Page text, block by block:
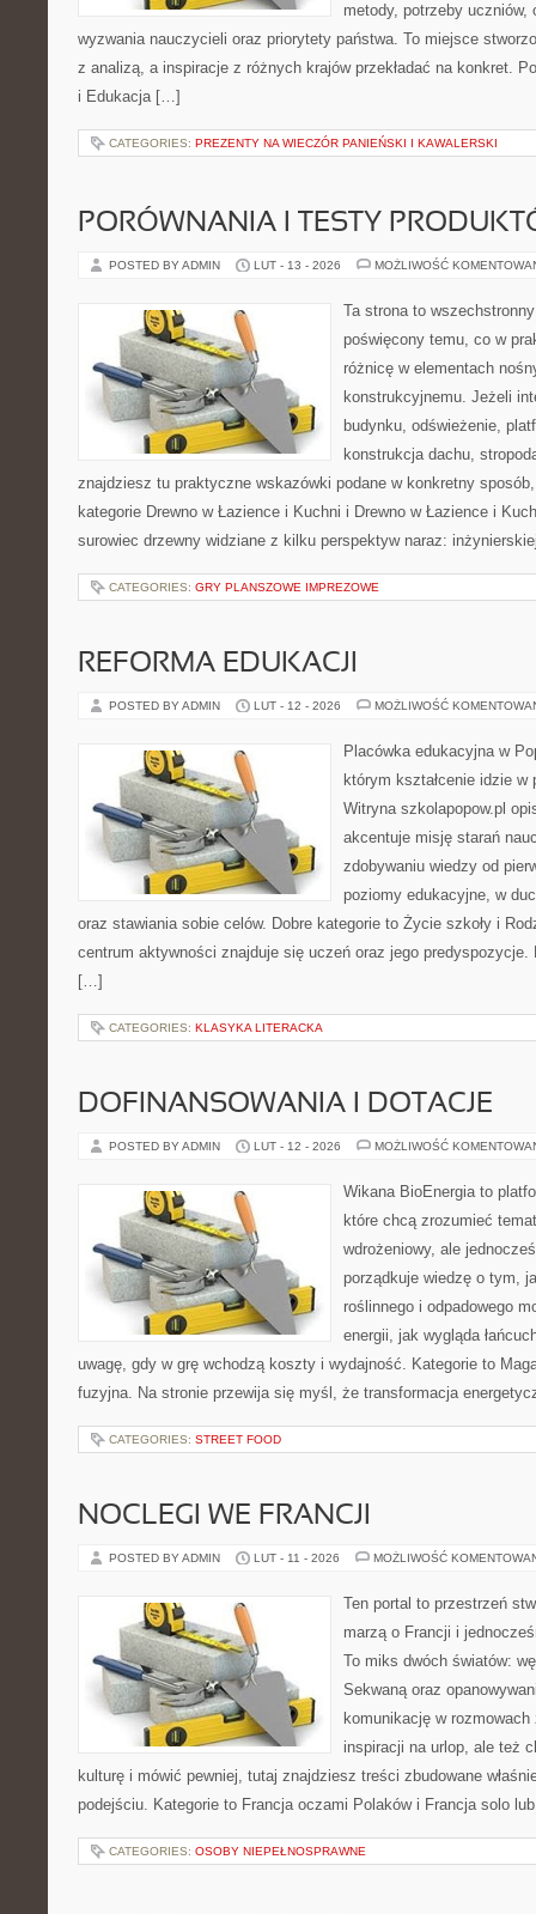
metody, potrzeby
wyzwania nauczycieli oraz priorytety państwa. To miejsce
z analizą, a inspiracje z różnych krajów przekładać na konkret.
i Edukacja […]
CATEGORIES: PREZENTY NA WIECZÓR PANIEŃSKI I KAWALERSKI
PORÓWNANIA I TESTY
POSTED BY ADMIN LUT - 13 - 2026 MOŻLIWOŚĆ
Ta strona to
poświęcony temu, co w
różnicę w elementach
konstrukcyjnemu. Jeżeli
budynku, odświeżenie,
konstrukcja dachu,
znajdziesz tu praktyczne wskazówki podane w konkretny
kategorie Drewno w Łazience i Kuchni i Drewno w Łazience i
surowiec drzewny widziane z kilku perspektyw naraz:
CATEGORIES: GRY PLANSZOWE IMPREZOWE
REFORMA EDUKACJI
POSTED BY ADMIN LUT - 12 - 2026 MOŻLIWOŚĆ
Placówka edukacyjna w
którym kształcenie idzie w
Witryna szkolapopow.pl
akcentuje misję starań
zdobywaniu wiedzy od
poziomy edukacyjne, w
oraz stawiania sobie celów. Dobre kategorie to Życie szkoły i
centrum aktywności znajduje się uczeń oraz jego predyspozycje.
[…]
CATEGORIES: KLASYKA LITERACKA
DOFINANSOWANIA I DOTACJE
POSTED BY ADMIN LUT - 12 - 2026 MOŻLIWOŚĆ
Wikana BioEnergia to
które chcą zrozumieć
wdrożeniowy, ale
porządkuje wiedzę o tym,
roślinnego i odpadowego
energii, jak wygląda
uwagę, gdy w grę wchodzą koszty i wydajność. Kategorie to
fuzyjna. Na stronie przewija się myśl, że transformacja
CATEGORIES: STREET FOOD
NOCLEGI WE FRANCJI
POSTED BY ADMIN LUT - 11 - 2026 MOŻLIWOŚĆ
Ten portal to przestrzeń
marzą o Francji i
To miks dwóch światów:
Sekwaną oraz
komunikację w
inspiracji na urlop, ale też
kulturę i mówić pewniej, tutaj znajdziesz treści zbudowane
podejściu. Kategorie to Francja oczami Polaków i Francja solo
CATEGORIES: OSOBY NIEPEŁNOSPRAWNE